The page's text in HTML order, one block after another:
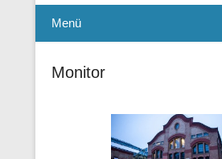
Menü
Monitor